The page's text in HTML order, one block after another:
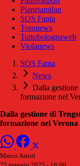
Pianetamilan
SOS Fanta
Toronews
Tuttobolognaweb
Violanews
SOS Fanta
News
Dalla
formazione nel
Dalla gestione di
formazione nel Verona
Marco Astori